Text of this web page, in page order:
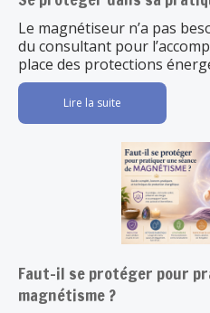
Le magnétiseur n’a pas
du consultant pour
place des protections
Lire la suite
Faut-il se protéger pour
magnétisme ?